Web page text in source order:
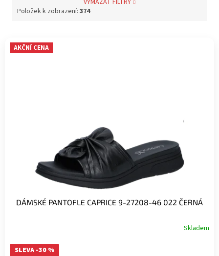
VYMAZAT FILTRY
Položek k zobrazení: 374
V AKČNÍ CENA
DÁMSKÉ PANTOFLE CAPRICE 9-27208-46 022 ČERNÁ
Skladem
SLEVA -30 %